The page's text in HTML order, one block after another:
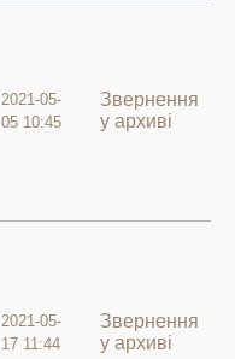
2021-05-
05 10:45
Звернення
у архиві
2021-05-
17 11:44
Звернення
у архиві